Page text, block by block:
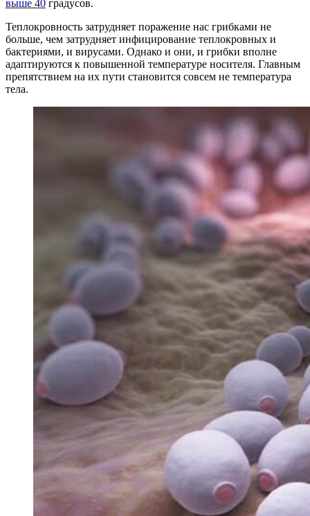
выше 40 градусов.
Теплокровность затрудняет поражение нас грибками не
больше, чем затрудняет инфицирование теплокровных и
бактериями, и вирусами. Однако и они, и грибки вполне
адаптируются к повышенной температуре носителя. Главным
препятствием на их пути становится совсем не температура
тела.